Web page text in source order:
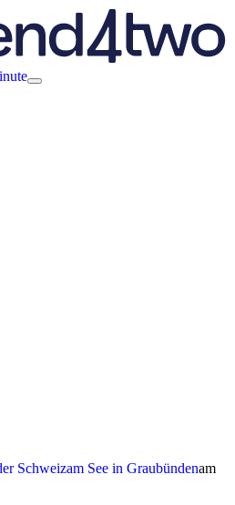
Schweizam See in Graubündenam